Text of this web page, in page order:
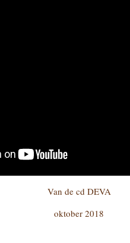
Van de cd DEVA
oktober 2018